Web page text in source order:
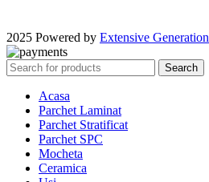
2025 Powered by Extensive Generation
Search
Acasa
Parchet Laminat
Parchet Stratificat
Parchet SPC
Mocheta
Ceramica